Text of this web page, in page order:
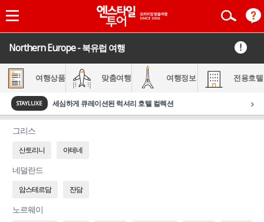
Northern Europe - 북유럽 여행
여행상품 맞춤여행 여행정보 전용호텔
STAYLUXE 세심하게 큐레이션된 럭셔리 호텔 컬렉션 ›
그리스
산토리니 아테네
네덜란드
암스테르담 잔담
노르웨이